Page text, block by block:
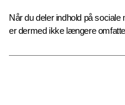
Når du deler indhold på
er dermed ikke længere